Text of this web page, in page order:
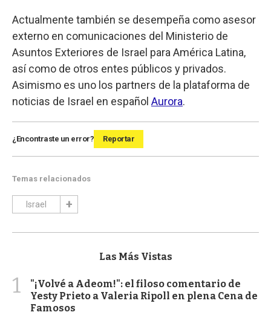
Actualmente también se desempeña como asesor
externo en comunicaciones del Ministerio de
Asuntos Exteriores de Israel para América Latina,
así como de otros entes públicos y privados.
Asimismo es uno los partners de la plataforma de
noticias de Israel en español Aurora.
¿Encontraste un error? Reportar
Temas relacionados
Israel
Las Más Vistas
1
"¡Volvé a Adeom!": el filoso comentario de
Yesty Prieto a Valeria Ripoll en plena Cena de
Famosos